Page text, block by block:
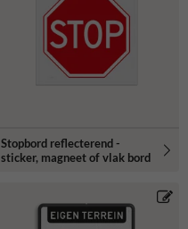
Stopbord reflecterend -
sticker, magneet of vlak bord